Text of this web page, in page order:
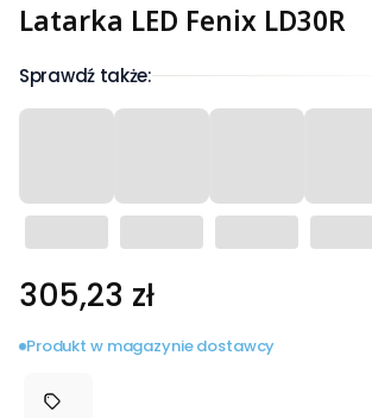
Latarka LED Fenix LD30R
Sprawdź także:
Cena
305,23 zł
Produkt w magazynie dostawcy